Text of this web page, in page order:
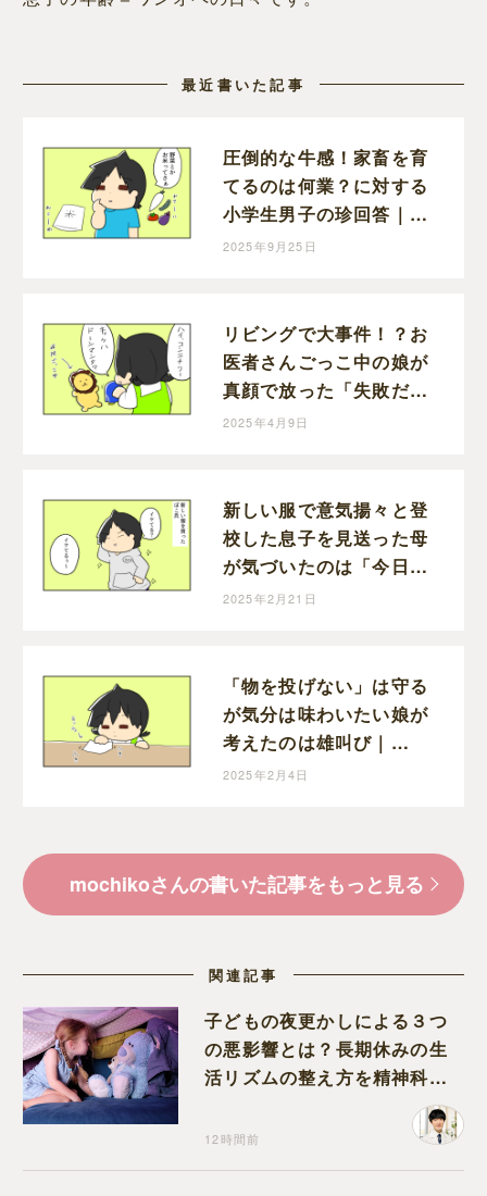
最近書いた記事
圧倒的な牛感！家畜を育
てるのは何業？に対する
小学生男子の珍回答｜
mochikoの育児マンガ
2025年9月25日
リビングで大事件！？お
医者さんごっこ中の娘が
真顔で放った「失敗だ」
｜mochikoの育児マンガ
2025年4月9日
新しい服で意気揚々と登
校した息子を見送った母
が気づいたのは「今日、
習字ある日」｜mochiko
2025年2月21日
「物を投げない」は守る
が気分は味わいたい娘が
考えたのは雄叫び｜
mochikoの育児マンガ
2025年2月4日
mochikoさんの書いた記事をもっと見る
関連記事
子どもの夜更かしによる３つ
の悪影響とは？長期休みの生
活リズムの整え方を精神科医
12時間前